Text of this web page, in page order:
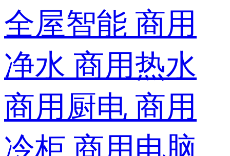
全屋智能 商用
净水 商用热水
商用厨电 商用
冷柜 商用电脑